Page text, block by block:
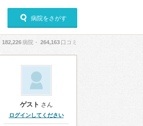
病院をさがす
182,226病院・ 264,163 口コミ
ゲスト さん
ログインしてください